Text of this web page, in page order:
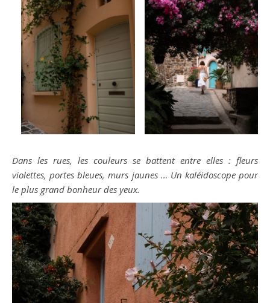
Dans les rues, les couleurs se battent entre elles : fleurs
violettes, portes bleues, murs jaunes … Un kaléidoscope pour
le plus grand bonheur des yeux.